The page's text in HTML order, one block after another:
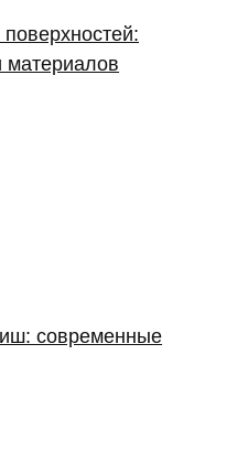
материалов
современные